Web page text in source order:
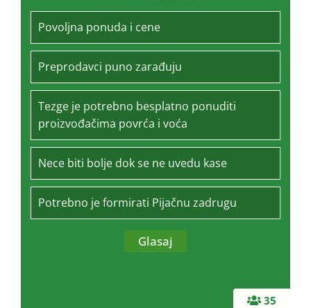
35
Povoljna ponuda i cene
Preprodavci puno zarađuju
Tezge je potrebno besplatno ponuditi
proizvođačima povrća i voća
Nece biti bolje dok se ne uvedu kase
Potrebno je formirati Pijačnu zadrugu